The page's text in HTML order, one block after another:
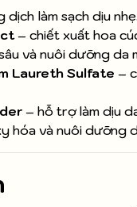
làm sạch dịu nhẹ.
– chiết xuất hoa
và nuôi dưỡng da
Laureth Sulfate –
– hỗ trợ làm dịu
hóa và nuôi dưỡng